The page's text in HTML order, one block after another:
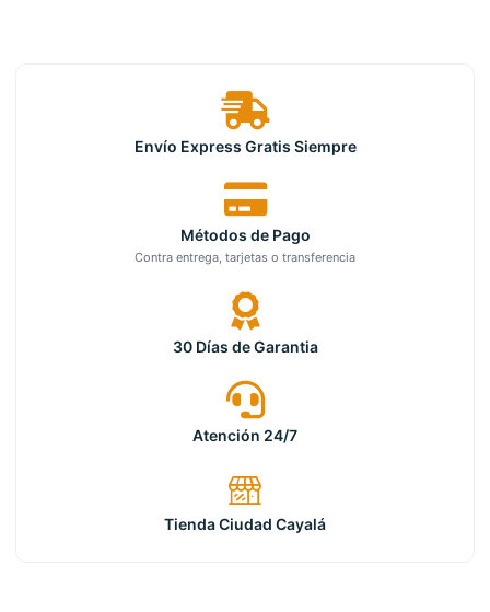
Envío Express Gratis Siempre
Métodos de Pago
Contra entrega, tarjetas o transferencia
30 Días de Garantia
Atención 24/7
Tienda Ciudad Cayalá